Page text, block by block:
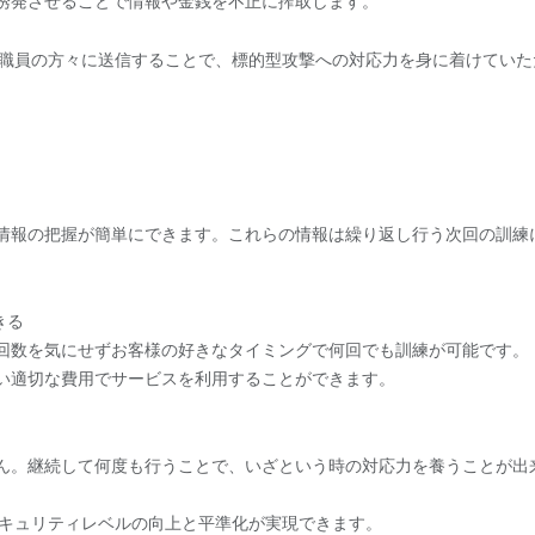
員の方々に送信することで、標的型攻撃への対応力を身に着けてい
の把握が簡単にできます。これらの情報は繰り返し行う次回の訓練
る
を気にせずお客様の好きなタイミングで何回でも訓練が可能です。
切な費用でサービスを利用することができます。
継続して何度も行うことで、いざという時の対応力を養うことが出
リティレベルの向上と平準化が実現できます。